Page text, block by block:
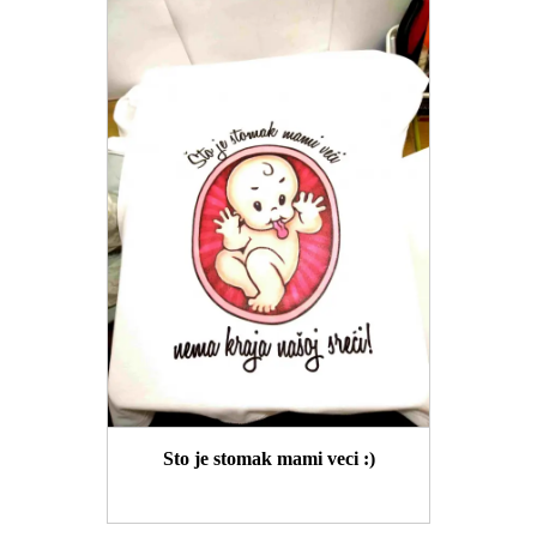
Sto je stomak mami veci :)